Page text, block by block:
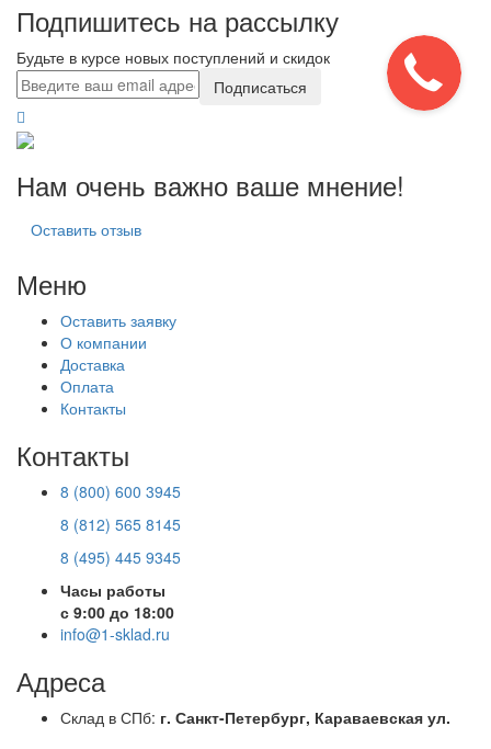
Подпишитесь на рассылку
Будьте в курсе новых поступлений и скидок
Подписаться
Нам очень важно ваше мнение!
Оставить отзыв
Меню
Оставить заявку
О компании
Доставка
Оплата
Контакты
Контакты
8 (800) 600 3945
8 (812) 565 8145
8 (495) 445 9345
Часы работы
с 9:00 до 18:00
info@1-sklad.ru
Адреса
Склад в СПб: г. Санкт-Петербург, Караваевская ул.